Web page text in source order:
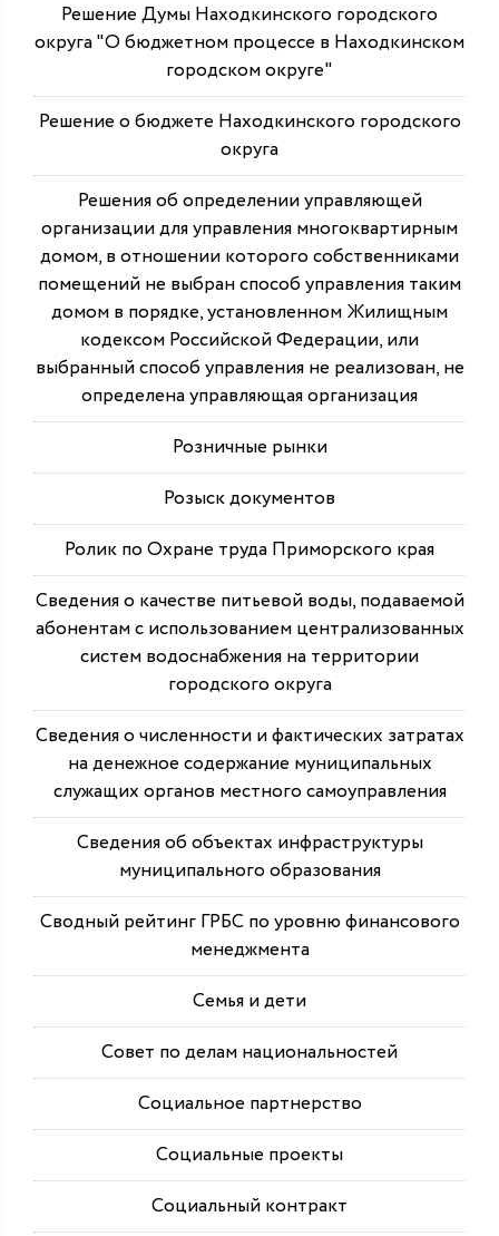
Решение Думы Находкинского городского
округа "О бюджетном процессе в Находкинском
городском округе"
Решение о бюджете Находкинского городского
округа
Решения об определении управляющей
организации для управления многоквартирным
домом, в отношении которого собственниками
помещений не выбран способ управления таким
домом в порядке, установленном Жилищным
кодексом Российской Федерации, или
выбранный способ управления не реализован, не
определена управляющая организация
Розничные рынки
Розыск документов
Ролик по Охране труда Приморского края
Сведения о качестве питьевой воды, подаваемой
абонентам с использованием централизованных
систем водоснабжения на территории
городского округа
Сведения о численности и фактических затратах
на денежное содержание муниципальных
служащих органов местного самоуправления
Сведения об объектах инфраструктуры
муниципального образования
Сводный рейтинг ГРБС по уровню финансового
менеджмента
Семья и дети
Совет по делам национальностей
Социальное партнерство
Социальные проекты
Социальный контракт